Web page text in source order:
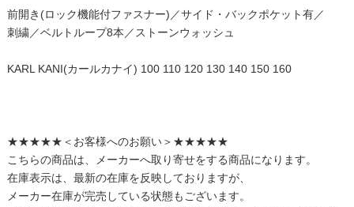
前開き(ロック機能付ファスナー)／サイド・バックポケット有／
刺繍／ベルトループ8本／ストーンウォッシュ
KARL KANI(カールカナイ) 100 110 120 130 140 150 160
★★★★★＜お客様へのお願い＞★★★★★
こちらの商品は、メーカーへ取り寄せをする商品になります。
在庫表示は、最新の在庫を反映しておりますが、
メーカー在庫が完売している状態もございます。